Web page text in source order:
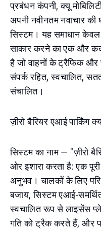
प्रबंधन कंपनी, क्यू
अपनी नवीनतम नवाचार की
सिस्टम। यह समाधान केवल
साकार करने का एक और
है जो वाहनों के ट्रैफिक और
संपर्क रहित, स्वचालित,
संचालित।
ज़ीरो बैरियर एआई पार्किंग
सिस्टम का नाम — "ज़ीरो
ओर इशारा करता है: एक
अनुभव। चालकों के लिए
बजाय, सिस्टम एआई-
स्वचालित रूप से लाइसेंस
गति को ट्रैक करते हैं, और